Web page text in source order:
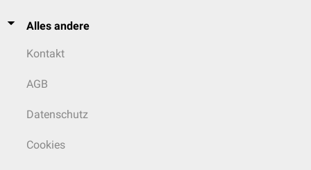
Alles andere
Kontakt
AGB
Datenschutz
Cookies